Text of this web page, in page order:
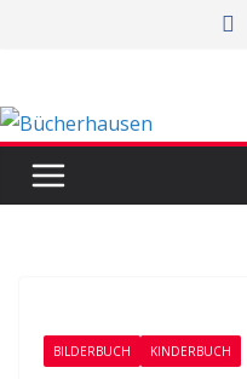
BILDERBUCH KINDERBUCH